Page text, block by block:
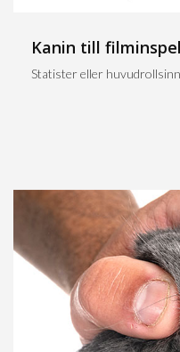
Kanin till
Statister eller